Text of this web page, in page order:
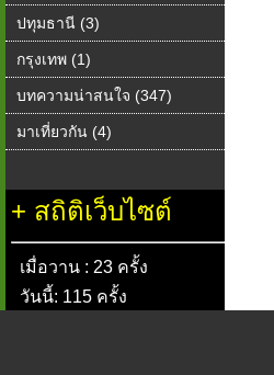
ปทุมธานี (3)
กรุงเทพ (1)
บทความน่าสนใจ (347)
มาเที่ยวกัน (4)
+ สถิติเว็บไซต์
เมื่อวาน : 23 ครั้ง
วันนี้: 115 ครั้ง